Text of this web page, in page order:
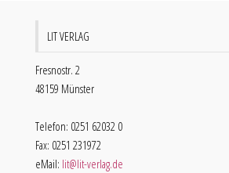
LIT VERLAG
Fresnostr. 2
48159 Münster
Telefon: 0251 62032 0
Fax: 0251 231972
eMail: lit@lit-verlag.de